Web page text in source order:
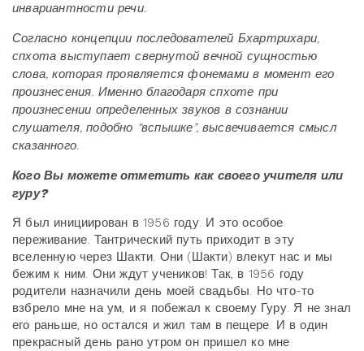
инвариантности речи.
Согласно концепции последователей Бхартрихари,
спхота выступает свернутой вечной сущностью
слова, которая проявляется фонемами в момент его
произнесения. Именно благодаря спхоте при
произнесении определенных звуков в сознании
слушателя, подобно “вспышке”, высвечивается смысл
сказанного.
Кого Вы можете отметить как своего учителя или
гуру?
Я был инициирован в 1956 году. И это особое
переживание. Тантрический путь приходит в эту
вселенную через Шакти. Они (Шакти) влекут нас и мы
бежим к ним. Они ждут учеников! Так, в 1956 году
родители назначили день моей свадьбы. Но что-то
взбрело мне на ум, и я побежал к своему Гуру. Я не знал
его раньше, но остался и жил там в пещере. И в один
прекрасный день рано утром он пришел ко мне